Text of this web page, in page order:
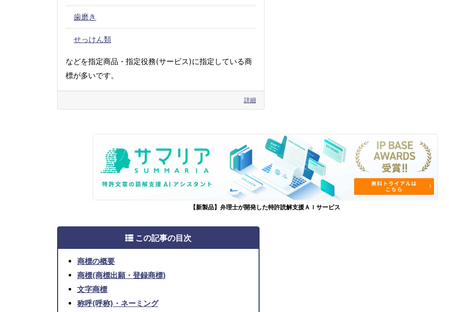
歯磨き
せっけん類
などを指定商品・指定役務(サービス)に指定している商
標が多いです。
詳細
【新製品】弁理士が開発した特許読解支援ＡＩサービス
この記事の目次
商標の概要
商標(商標出願・登録商標)
文字商標
称呼(呼称)・ネーミング